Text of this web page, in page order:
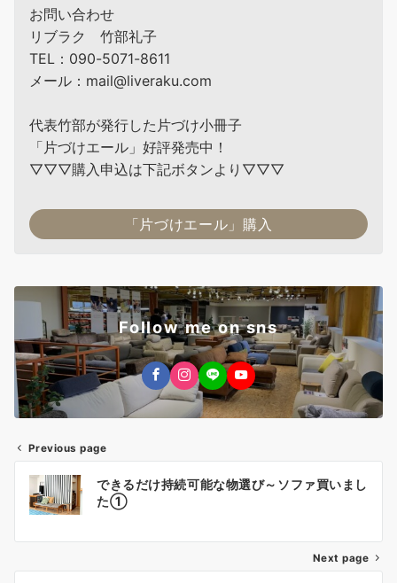
お問い合わせ
リブラク 竹部礼子
TEL：090-5071-8611
メール：mail@liveraku.com
代表竹部が発行した片づけ小冊子
「片づけエール」好評発売中！
▽▽▽購入申込は下記ボタンより▽▽▽
「片づけエール」購入
Follow me on sns
投
稿
ナ
ビ
Previous page
できるだけ持続可能な物選び～ソファ買いまし
た①
Next page